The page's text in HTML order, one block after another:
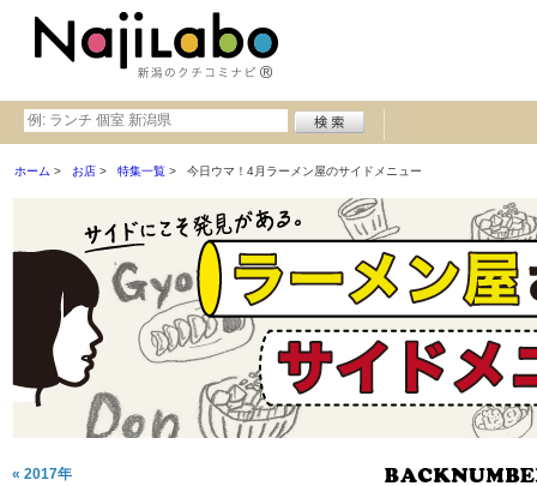
ホーム お店 特集一覧 今日ウマ！4月ラーメン屋のサイドメニュー
« 2017年